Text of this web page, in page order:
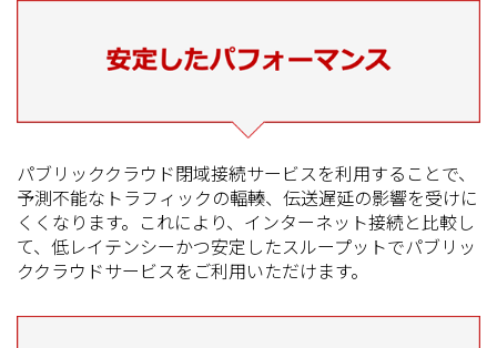
パブリッククラウド閉域接続サービスを利用することで、
予測不能なトラフィックの輻輳、伝送遅延の影響を受けに
くくなります。これにより、インターネット接続と比較し
て、低レイテンシーかつ安定したスループットでパブリッ
ククラウドサービスをご利用いただけます。